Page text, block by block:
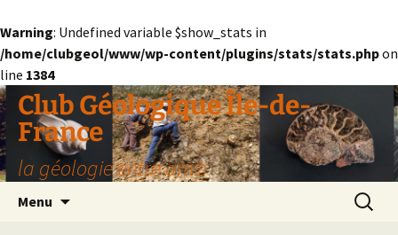
Warning: Undefined variable $show_stats in
/home/clubgeol/www/wp-content/plugins/stats/stats.phpon
line 1384
Aller
au
contenu
Club Géologique Île-de-
France
la géologie entre amis
Menu